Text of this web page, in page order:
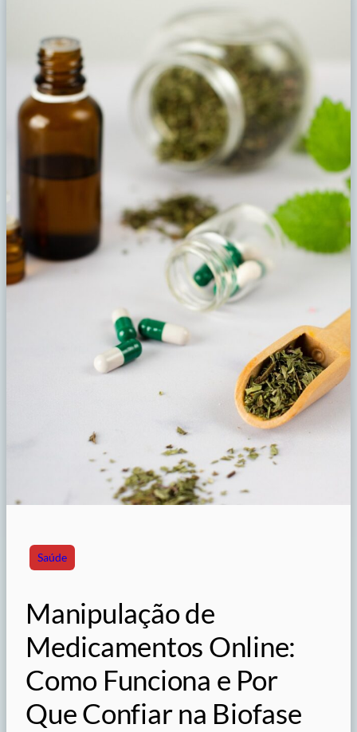
Saúde
Manipulação de
Medicamentos Online:
Como Funciona e Por
Que Confiar na Biofase